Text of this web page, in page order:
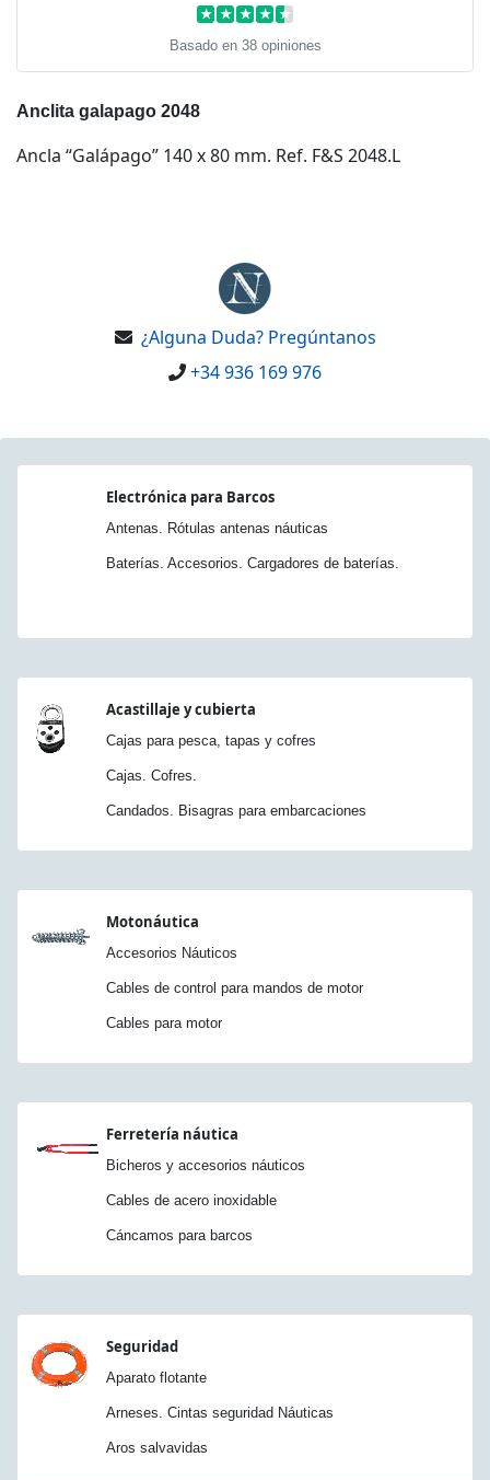
★ ★ ★ ★ ★
Basado en 38 opiniones
Anclita galapago 2048
Ancla “Galápago” 140 x 80 mm. Ref. F&S 2048.L
¿Alguna Duda? Pregúntanos
+34 936 169 976
Electrónica para Barcos
Antenas. Rótulas antenas náuticas
Baterías. Accesorios. Cargadores de baterías.
Acastillaje y cubierta
Cajas para pesca, tapas y cofres
Cajas. Cofres.
Candados. Bisagras para embarcaciones
Motonáutica
Accesorios Náuticos
Cables de control para mandos de motor
Cables para motor
Ferretería náutica
Bicheros y accesorios náuticos
Cables de acero inoxidable
Cáncamos para barcos
Seguridad
Aparato flotante
Arneses. Cintas seguridad Náuticas
Aros salvavidas